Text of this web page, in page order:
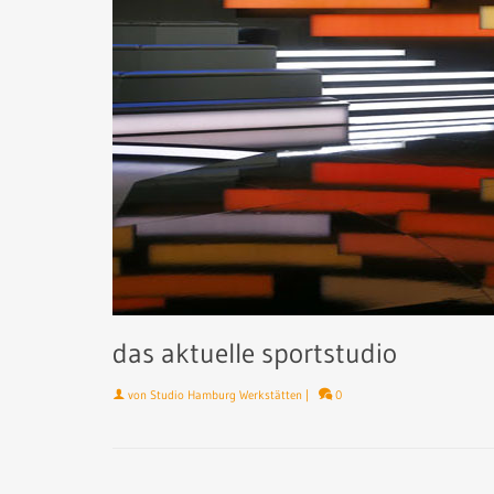
das aktuelle sportstudio
von Studio Hamburg Werkstätten | 0